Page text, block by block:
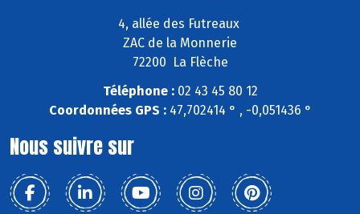
4, allée des Futreaux
ZAC de la Monnerie
72200 La Flèche
Téléphone :02 43 45 80 12
Coordonnées GPS :47,702414 ° , -0,051436 °
Nous suivre sur